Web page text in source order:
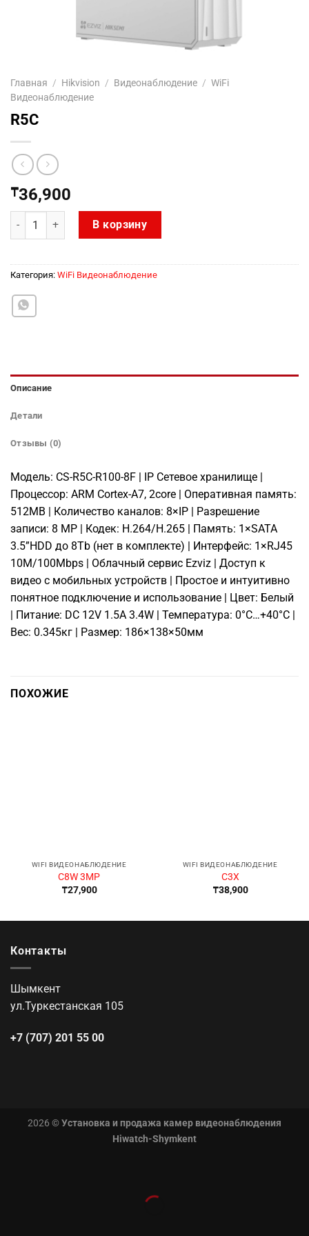
Главная / Hikvision / Видеонаблюдение / WiFi
Видеонаблюдение
R5C
₸36,900
Количество товара R5CВ корзину
Категория: WiFi Видеонаблюдение
Описание
Детали
Отзывы (0)
Модель: CS-R5C-R100-8F | IP Сетевое хранилище |
Процессор: ARM Cortex-A7, 2core | Оперативная память:
512MB | Количество каналов: 8×IP | Разрешение
записи: 8 MP | Кодек: H.264/H.265 | Память: 1×SATA
3.5”HDD до 8Tb (нет в комплекте) | Интерфейс: 1×RJ45
10M/100Mbps | Облачный сервис Ezviz | Доступ к
видео с мобильных устройств | Простое и интуитивно
понятное подключение и использование | Цвет: Белый
| Питание: DC 12V 1.5А 3.4W | Температура: 0°C…+40°C |
Вес: 0.345кг | Размер: 186×138×50мм
ПОХОЖИЕ
WIFI ВИДЕОНАБЛЮДЕНИЕ
C8W 3MP
₸27,900
WIFI ВИДЕОНАБЛЮДЕНИЕ
C3X
₸38,900
Контакты
Шымкент
ул.Туркестанская 105
+7 (707) 201 55 00
2026 ©Установка и продажа камер видеонаблюдения
Hiwatch-Shymkent